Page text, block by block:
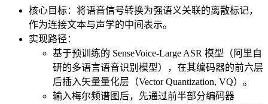
​​核心目标​​：将语音信号转换为​​强语义关联的离散标记​​，
作为连接文本与声学的中间表示。
​​实现路径​​：
基于预训练的 ​​SenseVoice-Large ASR 模型​​（阿里自
研的多语言语音识别模型），在其编码器的​​前六层
后插入矢量量化层（Vector Quantization, VQ）​​。
输入梅尔频谱图后，先通过前半部分编码器